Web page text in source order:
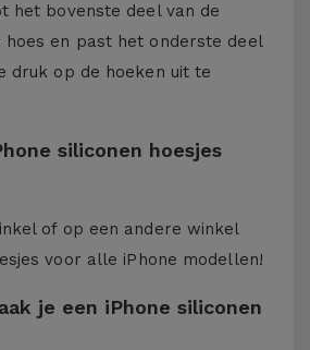
het bovenste deel van de
hoes en past het onderste deel
druk op de hoeken uit te
siliconen hoesjes
of op een andere winkel
voor alle iPhone modellen!
je een iPhone siliconen